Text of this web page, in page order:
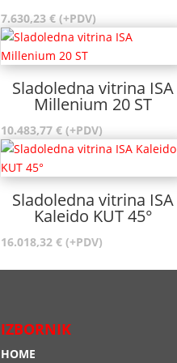
7.630,23€ (+PDV)
Sladoledna vitrina ISA
Millenium 20 ST
10.483,77€ (+PDV)
Sladoledna vitrina ISA
Kaleido KUT 45°
16.018,32€ (+PDV)
IZBORNIK
HOME